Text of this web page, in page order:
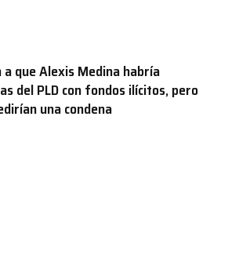
a que Alexis Medina habría
del PLD con fondos ilícitos, pero
una condena